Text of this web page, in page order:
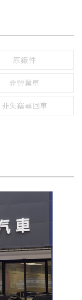
有
原鈑件
非營業車
非失竊尋回車